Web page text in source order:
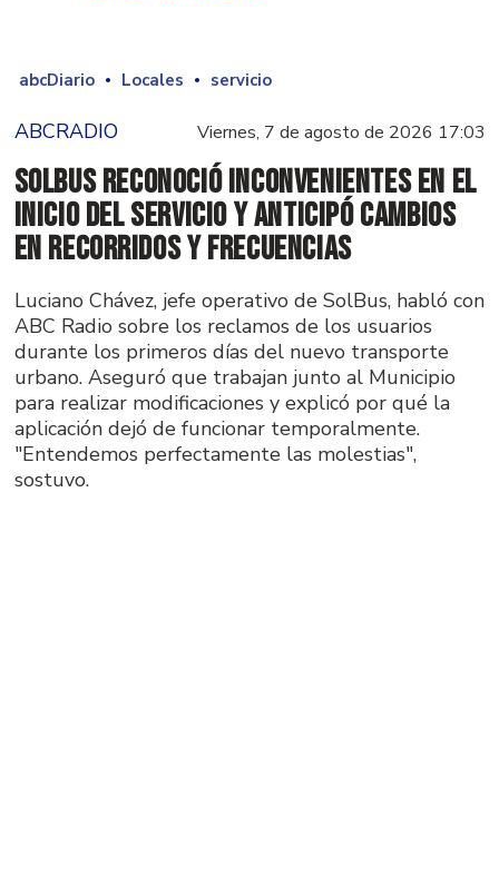
abcDiario Locales servicio
ABCRADIO Viernes, 7 de agosto de 2026 17:03
SolBus reconoció inconvenientes en el
inicio del servicio y anticipó cambios
en recorridos y frecuencias
Luciano Chávez, jefe operativo de SolBus, habló con
ABC Radio sobre los reclamos de los usuarios
durante los primeros días del nuevo transporte
urbano. Aseguró que trabajan junto al Municipio
para realizar modificaciones y explicó por qué la
aplicación dejó de funcionar temporalmente.
"Entendemos perfectamente las molestias",
sostuvo.